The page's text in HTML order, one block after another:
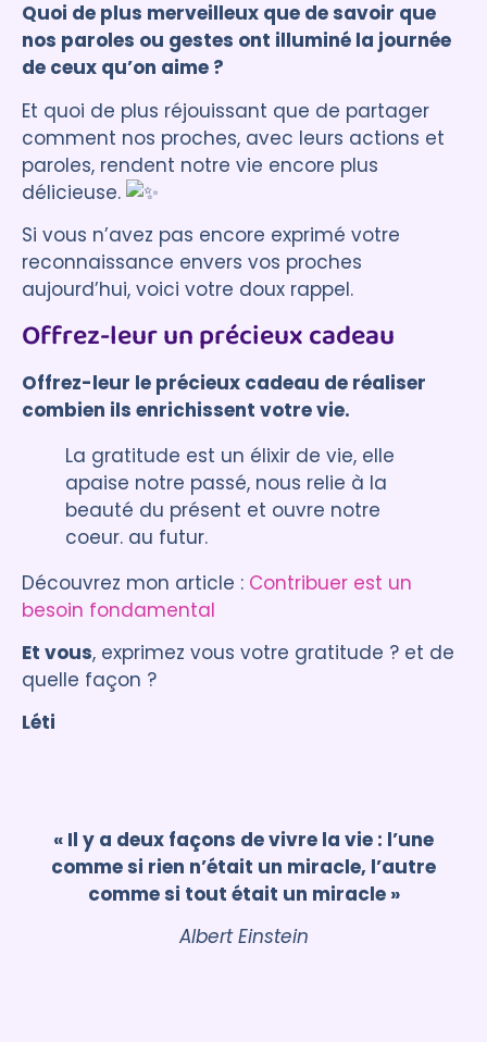
Quoi de plus merveilleux que de savoir que
nos paroles ou gestes ont illuminé la journée
de ceux qu’on aime ?
Et quoi de plus réjouissant que de partager
comment nos proches, avec leurs actions et
paroles, rendent notre vie encore plus
délicieuse.
Si vous n’avez pas encore exprimé votre
reconnaissance envers vos proches
aujourd’hui, voici votre doux rappel.
Offrez-leur un précieux cadeau
Offrez-leur le précieux cadeau de réaliser
combien ils enrichissent votre vie.
La gratitude est un élixir de vie, elle
apaise notre passé, nous relie à la
beauté du présent et ouvre notre
coeur. au futur.
Découvrez mon article : Contribuer est un
besoin fondamental
Et vous, exprimez vous votre gratitude ? et de
quelle façon ?
Léti
« Il y a deux façons de vivre la vie : l’une
comme si rien n’était un miracle, l’autre
comme si tout était un miracle »
Albert Einstein